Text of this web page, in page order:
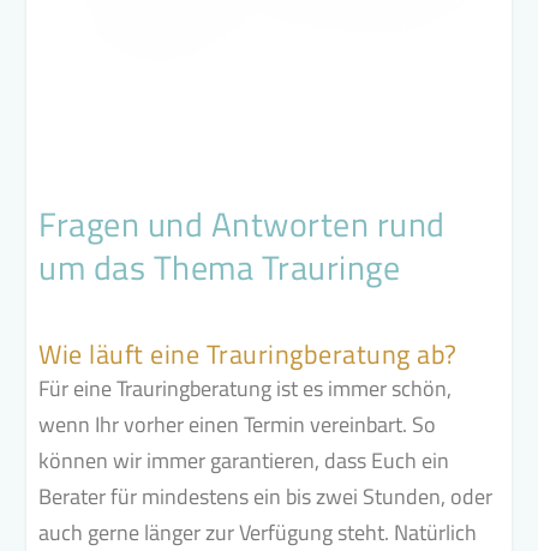
Fragen und Antworten rund
um das Thema Trauringe
Wie läuft eine Trauringberatung ab?
Für eine Trauringberatung ist es immer schön,
wenn Ihr vorher einen Termin vereinbart. So
können wir immer garantieren, dass Euch ein
Berater für mindestens ein bis zwei Stunden, oder
auch gerne länger zur Verfügung steht. Natürlich